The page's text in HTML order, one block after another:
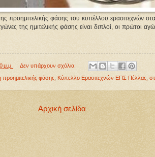
προημιτελικής φάσης του κυπέλλου ερασιτεχνών
της ημιτελικής φάσης είναι διπλοί, οι πρώτοι
μ.μ. Δεν υπάρχουν σχόλια:
φάσης Κύπελλο Ερασιτεχνών ΕΠΣ Πέλλας
Αρχική σελίδα